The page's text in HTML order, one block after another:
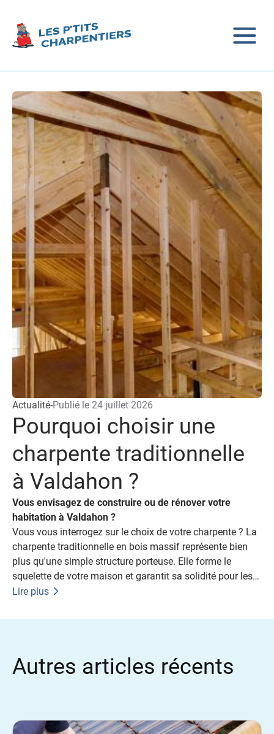
Actualité-Publié le 24 juillet 2026
Pourquoi choisir une
charpente traditionnelle
à Valdahon ?
Vous envisagez de construire ou de rénover votre
habitation à Valdahon ?
Vous vous interrogez sur le choix de votre charpente ? La charpente traditionnelle en bois massif représente bien plus qu'une simple structure porteuse. Elle forme le squelette de votre maison et garantit sa solidité pour les décennies à venir. Face aux techniques modernes comme les fermettes industrielles, la charpente traditionnelle s'impose comme un investissement durable qui valorise votre patrimoine. Découvrez pourquoi cette solution ancestrale reste aujourd'hui le choix privilégié des propriétaires exigeants. Une solidité éprouvée qui traverse les générations La charpente traditionnelle n'appartient pas au passé. Elle représente au contraire une technique éprouvée qui a fait ses preuves pendant des siècles. L'assemblage par tenons et mortaises crée des liaisons mécaniques d'une robustesse exceptionnelle. Cette structure ne dépend pas uniquement de la colle ou des connecteurs métalliques. Des essences de bois qui résistent au temps Le choix du bois garantit la durabilité de votre charpente. Nous privilégions des essences locales comme le chêne, le douglas ou l'épicéa. Nous les sélectionnons pour leurs propriétés mécaniques remarquables. Ces bois massifs peuvent supporter votre toiture pendant plus d'un siècle sans faiblir, à condition d'être correctement mis en œuvre et entretenus. Chaque pièce de bois est dimensionnée selon les charges à supporter et la portée à franchir. Cette approche sur mesure élimine les sous-dimensionnements qui fragilisent certaines constructions industrielles. Vous bénéficiez d'une structure capable de résister aux intempéries, à la neige abondante et aux vents violents de notre région. Une conception qui s'adapte à votre projet La charpente traditionnelle offre une liberté architecturale incomparable. Vous souhaitez aménager vos combles plus tard ? Créer une belle hauteur sous plafond ? Installer des fenêtres de toit généreuses ? La structure traditionnelle autorise toutes ces évolutions. Les fermes dégagent un espace libre exploitable. Les fermettes industrielles occupent tout le volume avec leur W métallique. Vous préservez ainsi vos options d'aménagement futur sans devoir entreprendre des travaux de renforcement coûteux. Cette flexibilité représente un atout majeur pour valoriser votre bien immobilier. Un savoir-faire artisanal qui fait la différence Les P'tits Charpentiers maîtrisent les techniques ancestrales d'assemblage. Nous intégrons aussi les exigences contemporaines. Chaque élément est taillé avec précision, ajusté et assemblé selon les règles de l'art. Cette expertise artisanale garantit la solidité de votre charpente et sa beauté esthétique. L'assemblage traditionnel permet aussi des réparations localisées en cas de besoin. Une structure industrielle impose souvent le remplacement complet d'éléments entiers. Votre investissement reste protégé sur le très long terme. Des performances thermiques et environnementales remarquables Choisir une charpente traditionnelle, c'est opter pour une construction respectueuse de l'environnement. Le bois massif stocke le carbone pendant toute la durée de vie du bâtiment. Il contribue à réduire votre empreinte écologique. Cette dimension environnementale prend aujourd'hui une importance croissante dans les projets de construction. Une isolation optimale pour votre confort La structure traditionnelle facilite la mise en œuvre d'une isolation performante. L'espace entre les chevrons accueille une épaisseur généreuse d'isolant. Cette épaisseur dépasse largement ce que permettent les fermettes industrielles. Vous pouvez atteindre une excellente isolation thermique sans compromettre la hauteur sous plafond de vos combles aménageables. Le bois possède lui-même des propriétés isolantes naturelles. Il crée une première barrière contre les pertes de chaleur. Cette caractéristique se traduit par des économies sur vos factures de chauffage, hiver comme été. Dans le Doubs, où les températures hivernales descendent régulièrement sous zéro, cette performance énergétique n'est pas un luxe. Un matériau sain pour votre habitat Le bois régule naturellement l'humidité ambiante. Il crée un climat intérieur sain et confortable. Il n'émet aucun composé organique volatil nocif, contrairement à certains matériaux industriels. Votre famille évolue dans un environnement préservé. Cet avantage est particulièrement important si vous envisagez d'aménager vos combles en chambres. La structure ouverte facilite aussi la ventilation naturelle de la toiture. Elle limite les risques de condensation et de développement de moisissures. Cette respiration du bâtiment contribue à la longévité de l'ensemble de votre construction, de la charpente à la couverture. Une approche durable de la construction Nous sélectionnons des bois issus de forêts gérées durablement, souvent locales. Cela réduit l'impact du transport. La Franche-Comté dispose de ressources forestières de qualité qui permettent d'approvisionner les chantiers en circuit court. Votre projet soutient ainsi l'économie locale tout en minimisant son bilan carbone. La durée de vie exceptionnelle d'une charpente traditionnelle bien conçue dépasse celle des alternatives industrielles. Cet investissement initial se révèle économiquement pertinent sur le long terme. Il apporte aussi une valeur patrimoniale à votre bien. Une valorisation esthétique incomparable Au-delà de ses performances techniques, la charpente traditionnelle offre une dimension esthétique unique. Les structures industrielles ne peuvent l'égaler. Les poutres apparentes créent un cachet authentique qui séduit les propriétaires attachés au caractère de leur habitation. Des volumes généreux qui subliment votre intérieur Laisser apparentes les pièces de charpente transforme vos combles en espaces de vie au charme unique. Les grosses sections de bois, les assemblages soignés et la géométrie élégante des fermes créent une ambiance chaleureuse. Impossible à reproduire avec des matériaux modernes. Cette mise en valeur de la structure augmente l'attrait de votre bien. Que ce soit pour votre plaisir personnel ou en vue d'une revente future. Les acheteurs potentiels reconnaissent immédiatement la qualité d'une charpente traditionnelle. Cela se traduit par une meilleure valorisation immobilière. Une personnalisation selon vos envies Chaque charpente traditionnelle est unique. Elle est conçue spécifiquement pour votre projet. Vous pouvez choisir les essences de bois, les finitions, le type d'assemblage visible et même la teinte naturelle ou traitée des boiseries. Cette personnalisation crée un résultat sur mesure qui reflète vos goûts et vos aspirations. Les P'tits Charpentiers vous accompagnent dans ces choix esthétiques. Nous respectons les impératifs structurels. Nous veillons à ce que la beauté de votre charpente ne compromette jamais sa fonction première : assurer la solidité et la protection de votre habitation. Une intégration harmonieuse dans le patrimoine local La charpente traditionnelle s'inscrit naturellement dans l'architecture régionale. Elle respecte les codes esthétiques locaux tout en permettant une touche de modernité dans les détails. Cette cohérence architecturale facilite l'obtention des autorisations d'urbanisme dans les zones protégées ou les secteurs à enjeu patrimonial. Que vous restauriez une bâtisse ancienne ou construisiez une maison neuve, la charpente traditionnelle assure une continuité visuelle et technique avec le bâti existant. Elle témoigne d'un savoir-faire régional que nous perpétuons avec fierté. Un accompagnement professionnel de A à Z Confier votre projet de charpente à des professionnels expérimentés vous garantit un résultat à la hauteur de vos attentes. Notre équipe de trois artisans passionnés met son expertise à votre service, de la conception jusqu'à la pose finale. Une étude personnalisée de votre projet Chaque habitation présente des spécificités qui influencent la conception de la charpente. Nous analysons la configuration de votre bâtiment, vos contraintes techniques, vos souhaits d'aménagement et votre budget. Nous élaborons ensuite une solution parfaitement adaptée. Cette approche sur mesure élimine les mauvaises surprises et optimise votre investissement. Nous prenons en compte l'ensemble des corps de métier qui interviendront après nous : couverture, zinguerie, isolation, aménagement des combles. Cette vision globale garantit la cohérence technique de votre projet et facilite la coordination entre les différents intervenants. Une fabrication artisanale rigoureuse La taille des bois s'effectue avec précision, en atelier ou sur chantier selon la configuration du projet. Chaque pièce est numérotée, chaque assemblage vérifié avant le levage. Cette rigueur dans la préparation assure un montage rapide et efficace. Elle limite les désagréments sur votre chantier. Nous sélectionnons des bois de charpente de première qualité, exempts de défauts structurels. Les traitements préventifs contre les insectes et les champignons sont appliqués selon les normes en vigueur. Vous obtenez une protection durable sans compromis sur la santé de votre habitat. Des garanties pour votre tranquillité Notre entreprise familiale dispose de toutes les assurances professionnelles requises. La garantie décennale protège votre investissement sur dix ans. Vous bénéficiez d'une sécurité juridique complète, que ce soit pour Valdahon, Besançon, Pontarlier ou toute autre localité où nous intervenons en Franche-Comté. Au-delà des obligations légales, nous restons disponibles pour vous conseiller sur l'entretien de votre charpente. Nous répondons à vos questions. Notre réputation se construit sur la durée, à travers la satisfaction de nos clients et la qualité de nos réalisations qui traversent le temps. Vous souhaitez bénéficier d'une charpente traditionnelle alliant solidité, esthétique et performance énergétique ? Les P'tits Charpentiers mettent leur savoir-faire artisanal à votre service. Nous concrétisons votre projet dans les règles de l'art. Dem
Lire plus
Autres articles récents